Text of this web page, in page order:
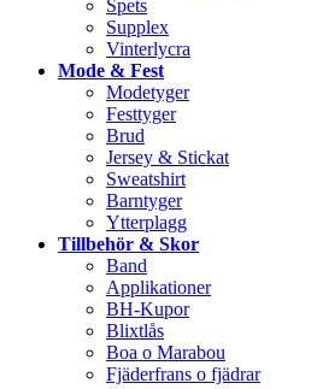
Spets
Supplex
Vinterlycra
Mode & Fest
Modetyger
Festtyger
Brud
Jersey & Stickat
Sweatshirt
Barntyger
Ytterplagg
Tillbehör & Skor
Band
Applikationer
BH-Kupor
Blixtlås
Boa o Marabou
Fjäderfrans o fjädrar